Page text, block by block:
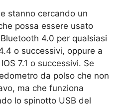
stanno cercando un
possa essere usato
4.0 per qualsiasi
o successivi, oppure a
7.1 o successivi. Se
da polso che non
ma che funziona
lo spinotto USB del